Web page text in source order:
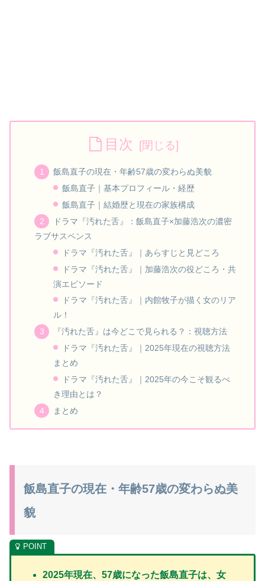
目次
飯島直子の現在・年齢57歳の変わらぬ美貌
飯島直子｜基本プロフィール・経歴
飯島直子｜結婚歴と現在の家族構成
ドラマ『汚れた舌』：飯島直子×加藤浩次の濃密
ラブサスペンス
ドラマ『汚れた舌』｜あらすじと見どころ
ドラマ『汚れた舌』｜加藤浩次の役どころ・共
演エピソード
ドラマ『汚れた舌』｜内館牧子が描く女のリア
ル！
『汚れた舌』は今どこで見られる？：視聴方法
ドラマ『汚れた舌』｜2025年現在の視聴方法
まとめ
ドラマ『汚れた舌』｜2025年の今こそ観るべ
き理由とは？
まとめ
飯島直子の現在・年齢57歳の変わらぬ美
貌
2025年現在、57歳になった飯島直子は、女